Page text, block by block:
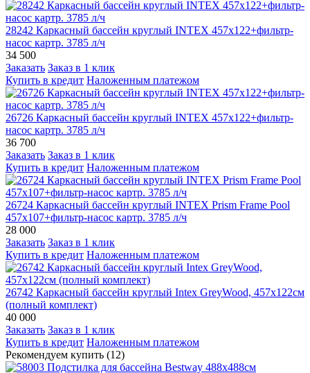
28242 Каркасный бассейн круглый INTEX 457х122+фильтр-
насос картр. 3785 л/ч
34 500
Заказать Заказ в 1 клик
Купить в кредит Наложенным платежом
26726 Каркасный бассейн круглый INTEX 457х122+фильтр-
насос картр. 3785 л/ч
36 700
Заказать Заказ в 1 клик
Купить в кредит Наложенным платежом
26724 Каркасный бассейн круглый INTEX Prism Frame Pool
457х107+фильтр-насос картр. 3785 л/ч
28 000
Заказать Заказ в 1 клик
Купить в кредит Наложенным платежом
26742 Каркасный бассейн круглый Intex GreyWood, 457х122см
(полный комплект)
40 000
Заказать Заказ в 1 клик
Купить в кредит Наложенным платежом
Рекомендуем купить (12)